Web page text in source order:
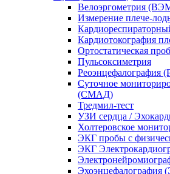
Велоэргометрия
Измерение плече-
Кардиотокография
Ортостатическая
Пульсоксиметрия
Реоэнцефалография
Суточное
(СМАД)
Тредмил-тест
УЗИ сердца /
Холтеровское
ЭКГ пробы с
ЭКГ
Эхоэнцефалография